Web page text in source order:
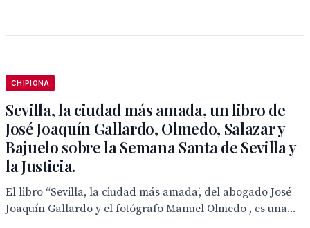
CHIPIONA
Sevilla, la ciudad más amada, un libro de
José Joaquín Gallardo, Olmedo, Salazar y
Bajuelo sobre la Semana Santa de Sevilla y
la Justicia.
El libro “Sevilla, la ciudad más amada’, del abogado José
Joaquín Gallardo y el fotógrafo Manuel Olmedo , es una...